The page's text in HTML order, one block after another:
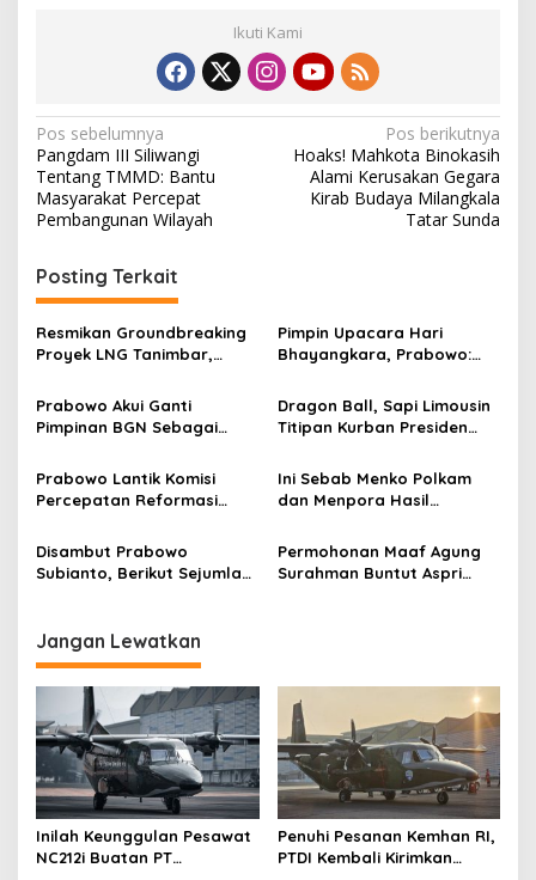
Ikuti Kami
N
a
v
g
a
s
p
o
s
Pos sebelumnya
Pangdam III Siliwangi
Tentang TMMD: Bantu
Masyarakat Percepat
Pembangunan Wilayah
Pos berikutnya
Hoaks! Mahkota Binokasih
Alami Kerusakan Gegara
Kirab Budaya Milangkala
Tatar Sunda
Posting Terkait
Resmikan Groundbreaking
Proyek LNG Tanimbar,
Nantikan 28 Tahun
Pimpin Upacara Hari
Bhayangkara, Prabowo:
Kekuatan Utama Polri
Prabowo Akui Ganti
Pimpinan BGN Sebagai
Dragon Ball, Sapi Limousin
Titipan Kurban Presiden
Ngatiyana pada Warga
Prabowo Lantik Komisi
Percepatan Reformasi
Dalamnya
Ini Sebab Menko Polkam
dan Menpora Hasil
Pelantikan
Disambut Prabowo
Subianto, Berikut Sejumlah
Permohonan Maaf Agung
Surahman Buntut Aspri
Jangan Lewatkan
Inilah Keunggulan Pesawat
NC212i Buatan PT
Penuhi Pesanan Kemhan RI,
PTDI Kembali Kirimkan